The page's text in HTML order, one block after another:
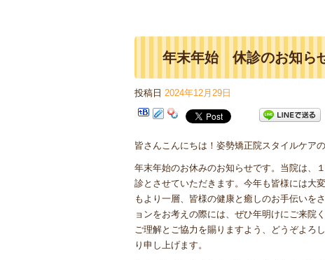
年末年始 休診のお知ら
投稿日 2024年12月29日
皆さんこんにちは！姿勢矯正院スタイルケア
年末年始のお休みのお知らせです。当院は、
診とさせていただきます。今年も皆様には大
もより一層、皆様の健康と癒しのお手伝いを
ョンをお考えの際には、ぜひ年明けにご来院
ご理解とご協力を賜りますよう、どうぞよろ
り申し上げます。